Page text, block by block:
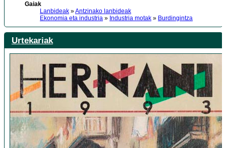
Gaiak
Lanbideak »Antzinako lanbideak
Ekonomia eta industria » Industria motak » Burdingintza
Urtekariak